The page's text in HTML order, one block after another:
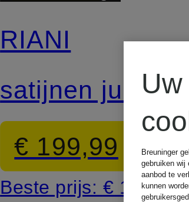
RIANI
satijnen jurk
€ 199,99
Beste prijs: € 195,49
Breuninger
gebruiken wij
aanbod te
kunnen